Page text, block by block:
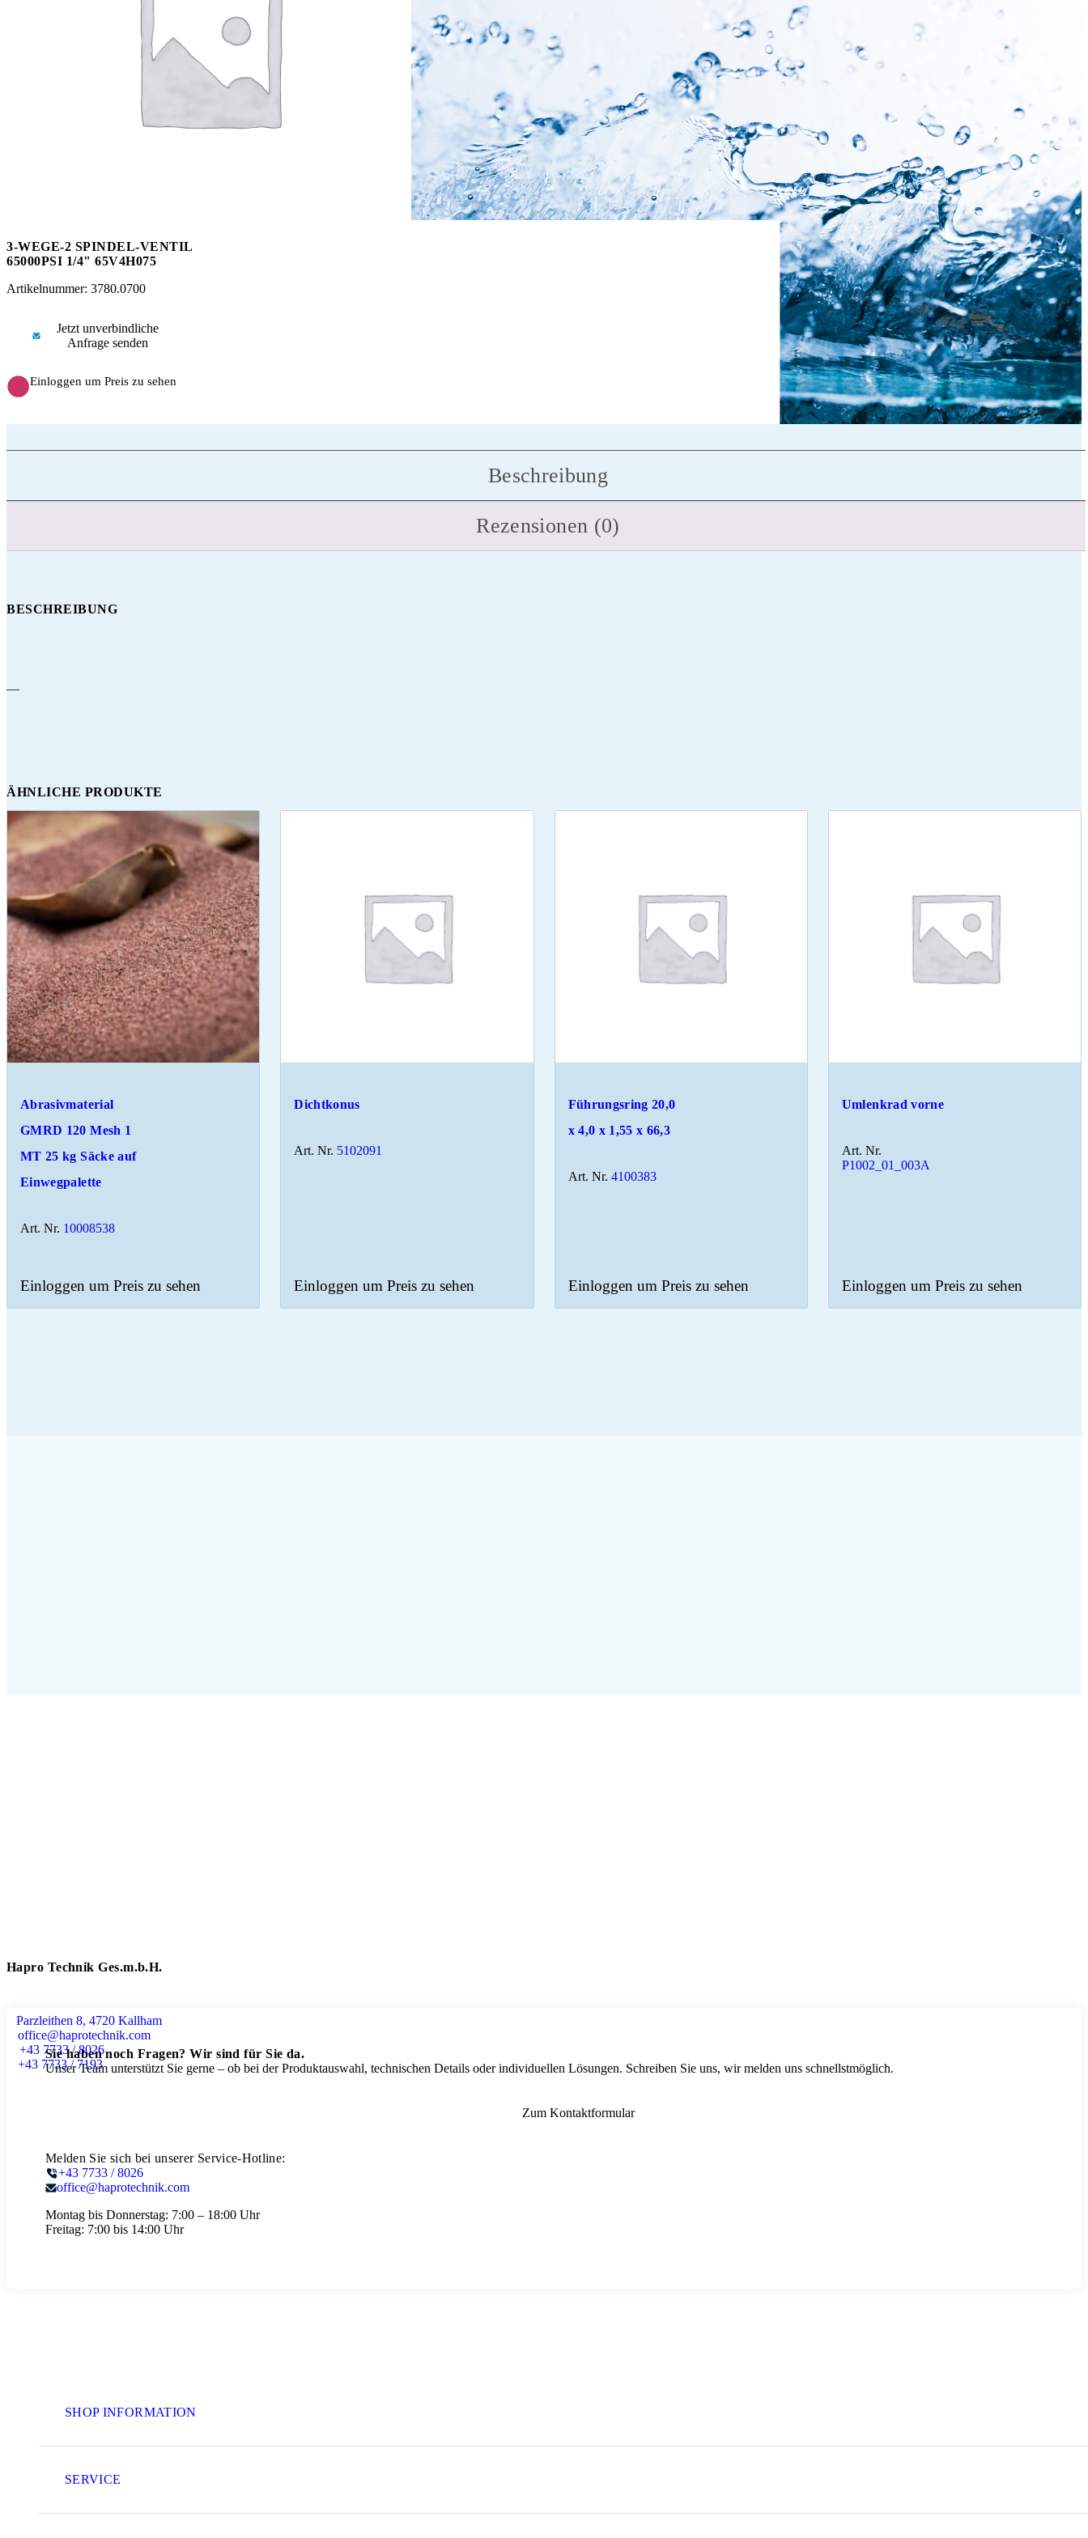
3-WEGE-2 SPINDEL-VENTIL
65000PSI 1/4" 65V4H075
Artikelnummer: 3780.0700
Jetzt unverbindliche
Anfrage senden
Einloggen um Preis zu sehen
Beschreibung
Rezensionen (0)
BESCHREIBUNG
—
ÄHNLICHE PRODUKTE
Abrasivmaterial
GMRD 120 Mesh 1
MT 25 kg Säcke auf
Einwegpalette
Art. Nr. 10008538
Einloggen um Preis zu sehen
Dichtkonus
Art. Nr. 5102091
Einloggen um Preis zu sehen
Führungsring 20,0
x 4,0 x 1,55 x 66,3
Art. Nr. 4100383
Einloggen um Preis zu sehen
Umlenkrad vorne
Art. Nr.
P1002_01_003A
Einloggen um Preis zu sehen
Hapro Technik Ges.m.b.H.
Parzleithen 8, 4720 Kallham
office@haprotechnik.com
+43 7733 / 8026
+43 7733 / 7193
Sie haben noch Fragen? Wir sind für Sie da.
Unser Team unterstützt Sie gerne – ob bei der Produktauswahl, technischen Details oder individuellen Lösungen. Schreiben Sie uns, wir melden uns schnellstmöglich.
Zum Kontaktformular
Melden Sie sich bei unserer Service-Hotline:
+43 7733 / 8026
office@haprotechnik.com
Montag bis Donnerstag: 7:00 – 18:00 Uhr
Freitag: 7:00 bis 14:00 Uhr
SHOP INFORMATION
SERVICE